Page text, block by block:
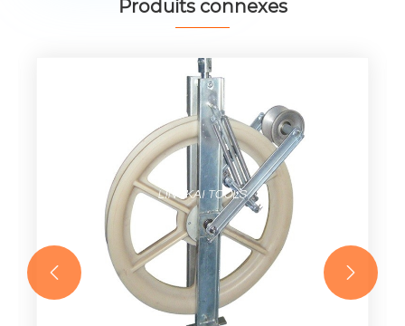
Produits connexes
 